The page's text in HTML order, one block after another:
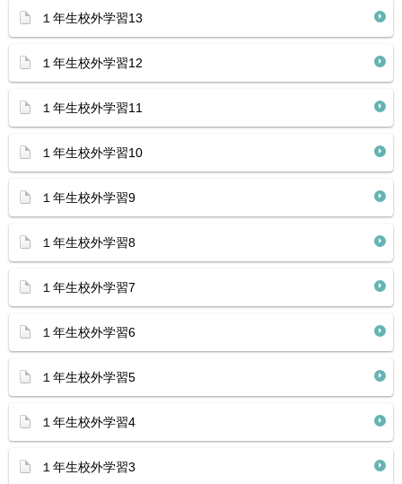
１年生校外学習13
１年生校外学習12
１年生校外学習11
１年生校外学習10
１年生校外学習9
１年生校外学習8
１年生校外学習7
１年生校外学習6
１年生校外学習5
１年生校外学習4
１年生校外学習3